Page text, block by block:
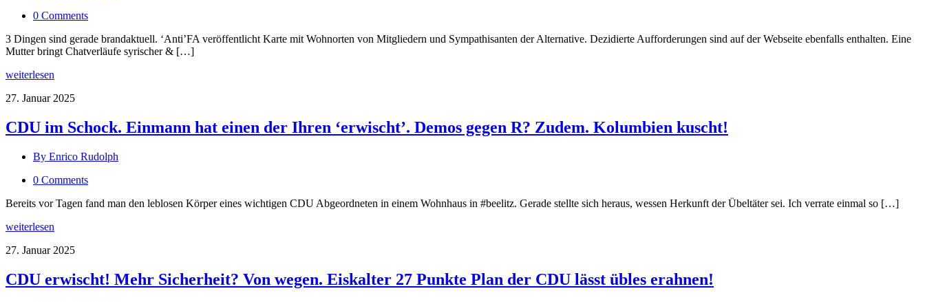
0 Comments
3 Dingen sind gerade brandaktuell. ‘Anti’FA veröffentlicht Karte mit Wohnorten von Mitgliedern und Sympathisanten der Alternative. Dezidierte Aufforderungen sind auf der Webseite ebenfalls enthalten. Eine
Mutter bringt Chatverläufe syrischer & […]
weiterlesen
27. Januar 2025
CDU im Schock. Einmann hat einen der Ihren ‘erwischt’. Demos gegen R? Zudem. Kolumbien kuscht!
By Enrico Rudolph
0 Comments
Bereits vor Tagen fand man den leblosen Körper eines wichtigen CDU Abgeordneten in einem Wohnhaus in #beelitz. Gerade stellte sich heraus, wessen Herkunft der Übeltäter sei. Ich verrate einmal so […]
weiterlesen
27. Januar 2025
CDU erwischt! Mehr Sicherheit? Von wegen. Eiskalter 27 Punkte Plan der CDU lässt übles erahnen!